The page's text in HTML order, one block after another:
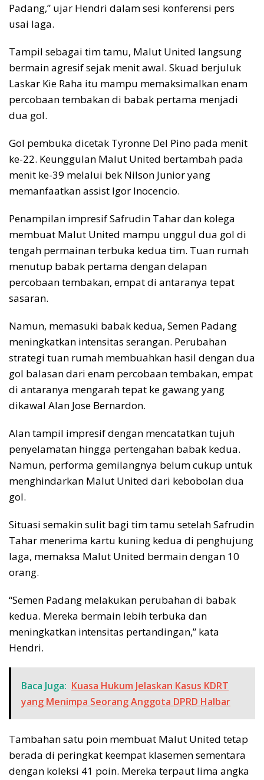
Padang,” ujar Hendri dalam sesi konferensi pers
usai laga.
Tampil sebagai tim tamu, Malut United langsung
bermain agresif sejak menit awal. Skuad berjuluk
Laskar Kie Raha itu mampu memaksimalkan enam
percobaan tembakan di babak pertama menjadi
dua gol.
Gol pembuka dicetak Tyronne Del Pino pada menit
ke-22. Keunggulan Malut United bertambah pada
menit ke-39 melalui bek Nilson Junior yang
memanfaatkan assist Igor Inocencio.
Penampilan impresif Safrudin Tahar dan kolega
membuat Malut United mampu unggul dua gol di
tengah permainan terbuka kedua tim. Tuan rumah
menutup babak pertama dengan delapan
percobaan tembakan, empat di antaranya tepat
sasaran.
Namun, memasuki babak kedua, Semen Padang
meningkatkan intensitas serangan. Perubahan
strategi tuan rumah membuahkan hasil dengan dua
gol balasan dari enam percobaan tembakan, empat
di antaranya mengarah tepat ke gawang yang
dikawal Alan Jose Bernardon.
Alan tampil impresif dengan mencatatkan tujuh
penyelamatan hingga pertengahan babak kedua.
Namun, performa gemilangnya belum cukup untuk
menghindarkan Malut United dari kebobolan dua
gol.
Situasi semakin sulit bagi tim tamu setelah Safrudin
Tahar menerima kartu kuning kedua di penghujung
laga, memaksa Malut United bermain dengan 10
orang.
“Semen Padang melakukan perubahan di babak
kedua. Mereka bermain lebih terbuka dan
meningkatkan intensitas pertandingan,” kata
Hendri.
Baca Juga: Kuasa Hukum Jelaskan Kasus KDRT
yang Menimpa Seorang Anggota DPRD Halbar
Tambahan satu poin membuat Malut United tetap
berada di peringkat keempat klasemen sementara
dengan koleksi 41 poin. Mereka terpaut lima angka